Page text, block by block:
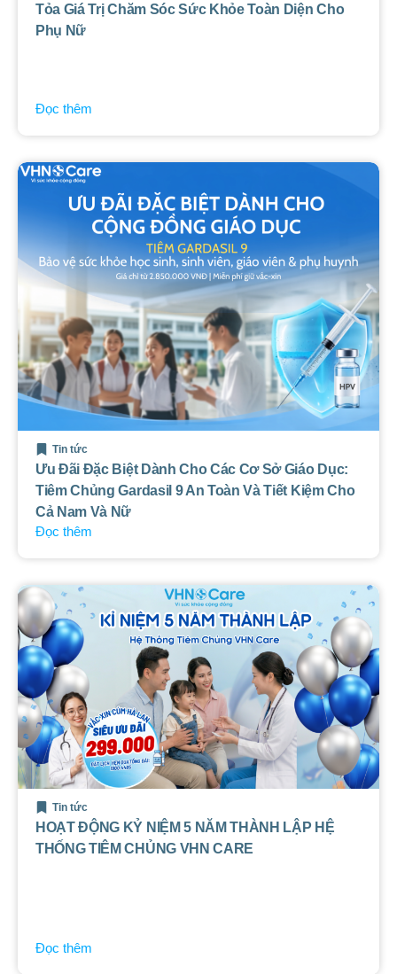
Tỏa Giá Trị Chăm Sóc Sức Khỏe Toàn Diện Cho
Phụ Nữ
Đọc thêm
Tin tức
Ưu Đãi Đặc Biệt Dành Cho Các Cơ Sở Giáo Dục:
Tiêm Chủng Gardasil 9 An Toàn Và Tiết Kiệm Cho
Cả Nam Và Nữ
Đọc thêm
Tin tức
HOẠT ĐỘNG KỶ NIỆM 5 NĂM THÀNH LẬP HỆ
THỐNG TIÊM CHỦNG VHN CARE
Đọc thêm